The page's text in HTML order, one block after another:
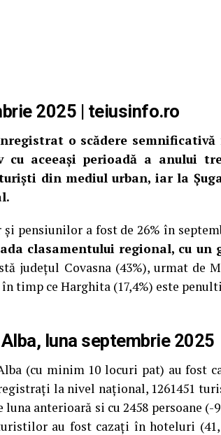
2025 | teiusinfo.ro
o scădere semnificativă
aceeași perioadă a anului
din mediul urban, iar la
pensiunilor a fost de 26% în
clasamentului regional, cu un
județul Covasna (43%), urmat de
timp ce Harghita (17,4%) este
luna septembrie 2025
(cu minim 10 locuri pat) au fost
la nivel național, 1261451
anterioară si cu 2458 persoane (-
au fost cazați în hoteluri